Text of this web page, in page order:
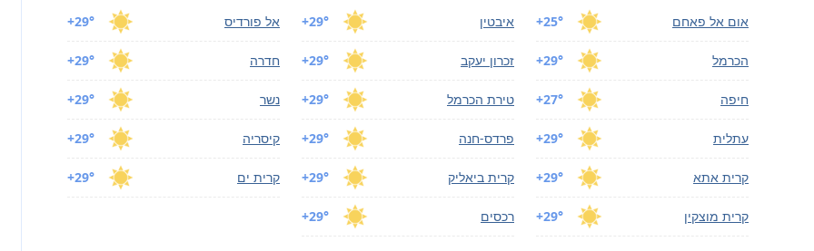
+25° אום אל פאחם +29° איבטין +29° אל פורדיס
+29° הכרמל +29° זכרון יעקב +29° חדרה
+27° חיפה +29° טירת הכרמל +29° נשר
+29° עתלית +29° פרדס-חנה +29° קיסריה
+29° קרית אתא +29° קרית ביאליק +29° קרית ים
+29° קרית מוצקין +29° רכסים